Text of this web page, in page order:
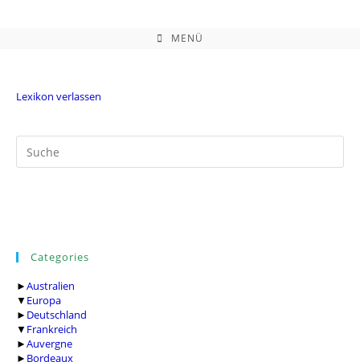
MENÜ
Lexikon verlassen
Categories
►Australien
▼ Europa
► Deutschland
▼ Frankreich
►Auvergne
► Bordeaux